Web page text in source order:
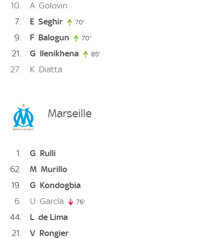
10
A Golovin
7
E Seghir 70'
9 F Balogun 70'
21 G Ilenikhena 85'
27 K Diatta
Marseille
1 G Rulli
62
M Murillo
19
G Kondogbia
6
U García 76'
44 L de Lima
21
V Rongier